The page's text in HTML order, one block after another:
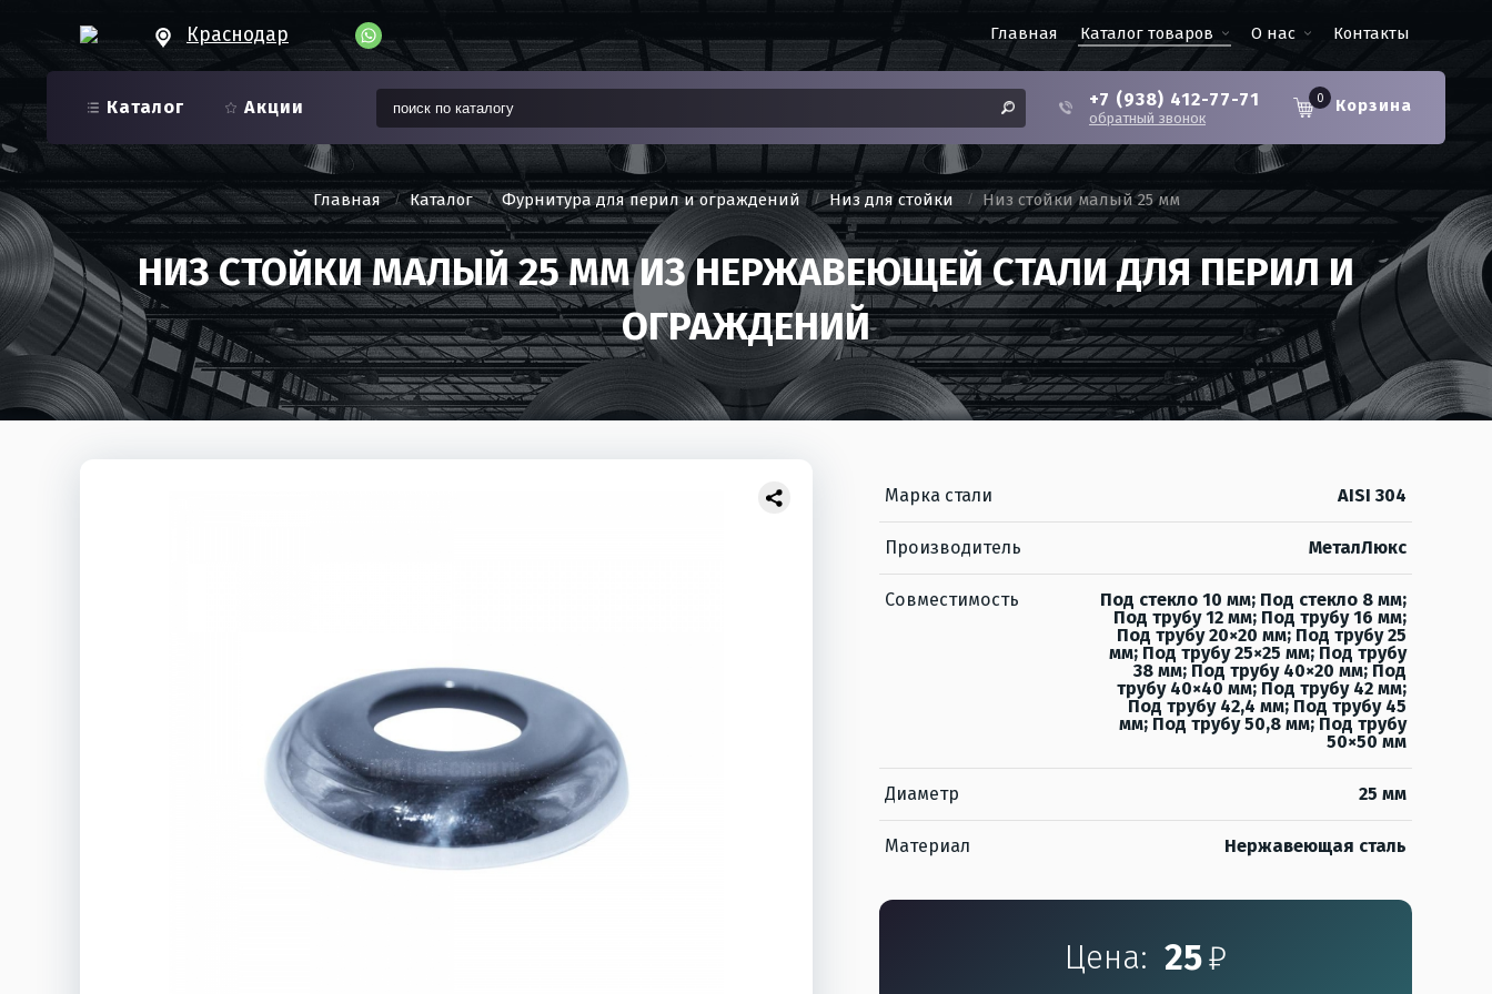
Краснодар Главная Каталог товаров О нас Контакты
Каталог Акции +7 (938) 412-77-71
обратный звонок
0 Корзина
Главная Каталог Фурнитура для перил и ограждений Низ для стойки Низ стойки малый 25 мм
НИЗ СТОЙКИ МАЛЫЙ 25 ММ ИЗ НЕРЖАВЕЮЩЕЙ СТАЛИ ДЛЯ ПЕРИЛ И
ОГРАЖДЕНИЙ
Марка стали AISI 304
Производитель МеталЛюкс
Совместимость
Под стекло 10 мм; Под стекло 8 мм;
Под трубу 12 мм; Под трубу 16 мм;
Под трубу 20×20 мм; Под трубу 25
мм; Под трубу 25×25 мм; Под трубу
38 мм; Под трубу 40×20 мм; Под
трубу 40×40 мм; Под трубу 42 мм;
Под трубу 42,4 мм; Под трубу 45
мм; Под трубу 50,8 мм; Под трубу
50×50 мм
Диаметр 25 мм
Материал Нержавеющая сталь
Цена: 25₽